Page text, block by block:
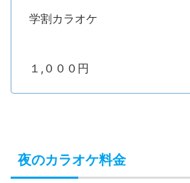
学割カラオケ
１,０００円
夜のカラオケ料金